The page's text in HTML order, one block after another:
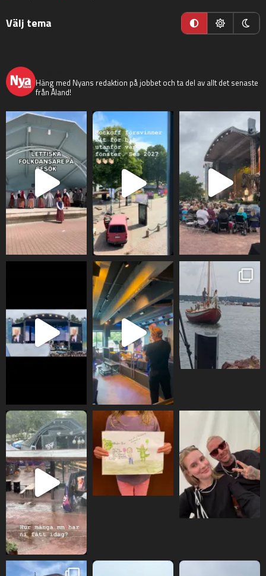
Välj tema
Häng med Nyans redaktion på jobbet och ta del av allt det senaste
från Åland!